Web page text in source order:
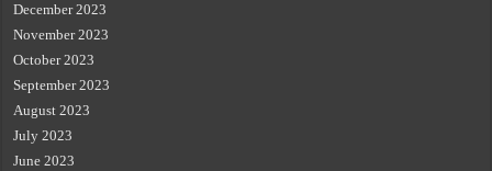
December 2023
November 2023
October 2023
September 2023
August 2023
July 2023
June 2023